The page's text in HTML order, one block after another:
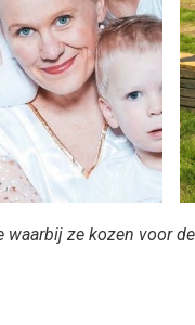
waarbij ze kozen voor